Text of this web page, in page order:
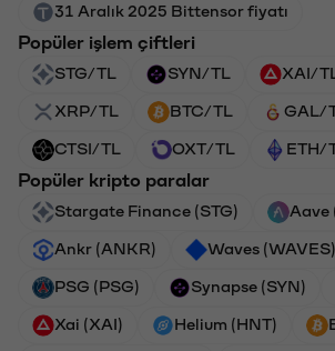
31 Aralık 2025 Bittensor fiyatı
Popüler işlem çiftleri
STG/TL SYN/TL XAI/TL
XRP/TL BTC/TL GAL/
CTSI/TL OXT/TL ETH/
Popüler kripto paralar
Stargate Finance (STG) Aave
Ankr (ANKR) Waves (WAVES)
PSG (PSG) Synapse (SYN)
Xai (XAI) Helium (HNT)